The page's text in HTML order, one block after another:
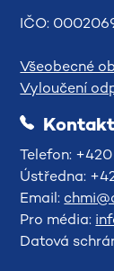
IČO:
Všeobecné
Vyloučení
Kontakt
Telefon:
Ústředna:
Email:
Pro média:
Datová